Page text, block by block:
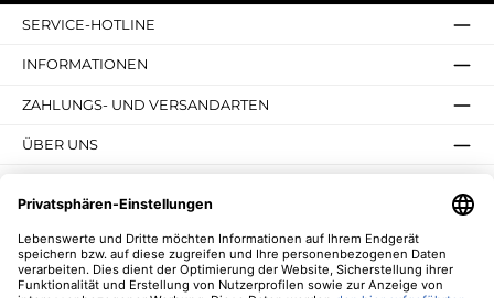
SERVICE-HOTLINE
INFORMATIONEN
ZAHLUNGS- UND VERSANDARTEN
ÜBER UNS
NEWSLETTER